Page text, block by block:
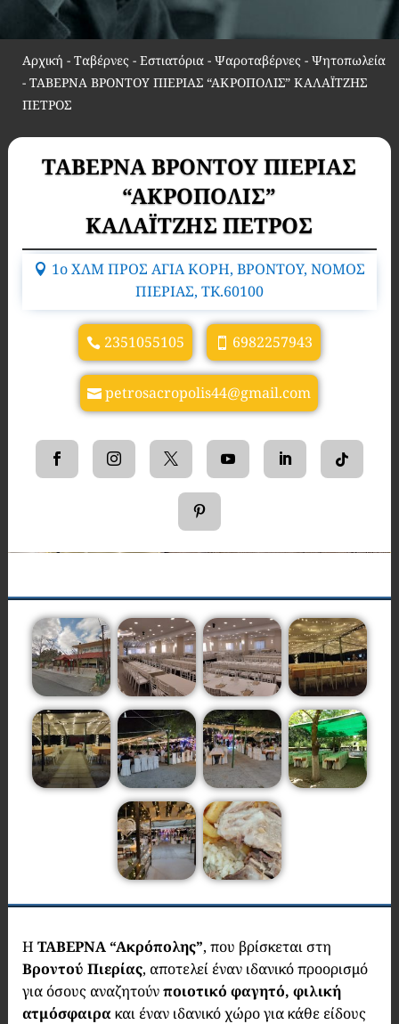
Αρχική - Ταβέρνες - Εστιατόρια - Ψαροταβέρνες - Ψητοπωλεία
- ΤΑΒΕΡΝΑ ΒΡΟΝΤΟΥ ΠΙΕΡΙΑΣ “ΑΚΡΟΠΟΛΙΣ” ΚΑΛΑΪΤΖΗΣ
ΠΕΤΡΟΣ
ΤΑΒΕΡΝΑ ΒΡΟΝΤΟΥ ΠΙΕΡΙΑΣ
“ΑΚΡΟΠΟΛΙΣ”
ΚΑΛΑΪΤΖΗΣ ΠΕΤΡΟΣ
1o ΧΛΜ ΠΡΟΣ ΑΓΙΑ ΚΟΡΗ, ΒΡΟΝΤΟΥ, ΝΟΜΟΣ
ΠΙΕΡΙΑΣ, TK.60100
2351055105 6982257943
petrosacropolis44@gmail.com
Η ΤΑΒΕΡΝΑ “Ακρόπολης”, που βρίσκεται στη
Βροντού Πιερίας, αποτελεί έναν ιδανικό προορισμό
για όσους αναζητούνποιοτικό φαγητό, φιλική
ατμόσφαιρακαι έναν ιδανικό χώρο για κάθε είδους